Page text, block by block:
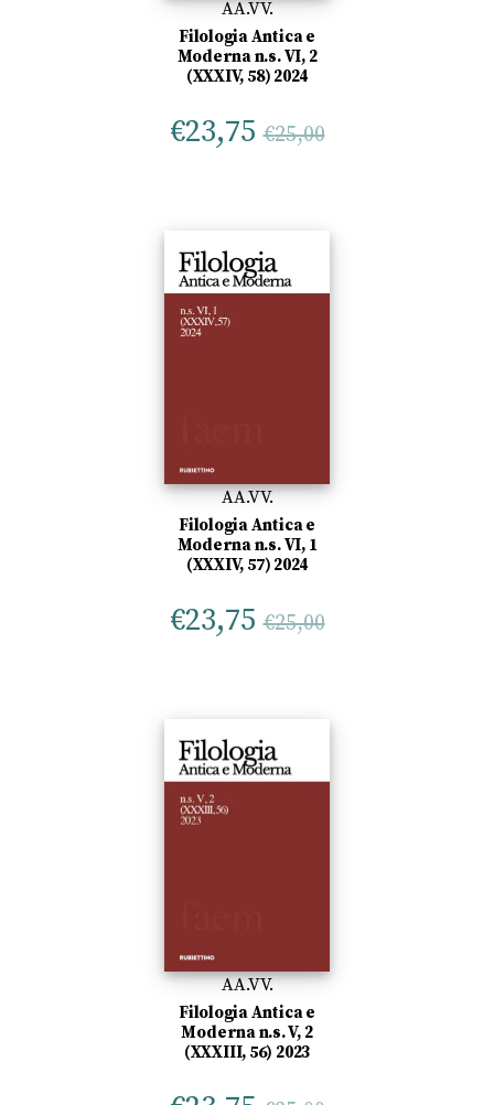
AA.VV.
Filologia Antica e
Moderna n.s. VI, 2
(XXXIV, 58) 2024
€23,75 €25,00
AA.VV.
Filologia Antica e
Moderna n.s. VI, 1
(XXXIV, 57) 2024
€23,75 €25,00
AA.VV.
Filologia Antica e
Moderna n.s. V, 2
(XXXIII, 56) 2023